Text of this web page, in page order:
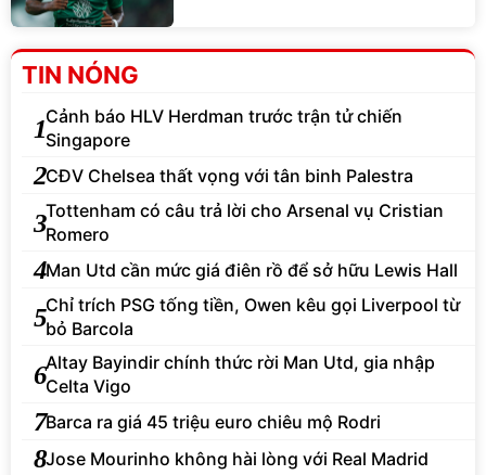
TIN NÓNG
1Cảnh báo HLV Herdman trước trận tử chiến
Singapore
2CĐV Chelsea thất vọng với tân binh Palestra
3Tottenham có câu trả lời cho Arsenal vụ Cristian
Romero
4Man Utd cần mức giá điên rồ để sở hữu Lewis Hall
5Chỉ trích PSG tống tiền, Owen kêu gọi Liverpool từ
bỏ Barcola
6Altay Bayindir chính thức rời Man Utd, gia nhập
Celta Vigo
7Barca ra giá 45 triệu euro chiêu mộ Rodri
8Jose Mourinho không hài lòng với Real Madrid